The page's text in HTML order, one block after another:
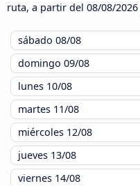
ruta, a partir del 08/08/2026
sábado 08/08
domingo 09/08
lunes 10/08
martes 11/08
miércoles 12/08
jueves 13/08
viernes 14/08